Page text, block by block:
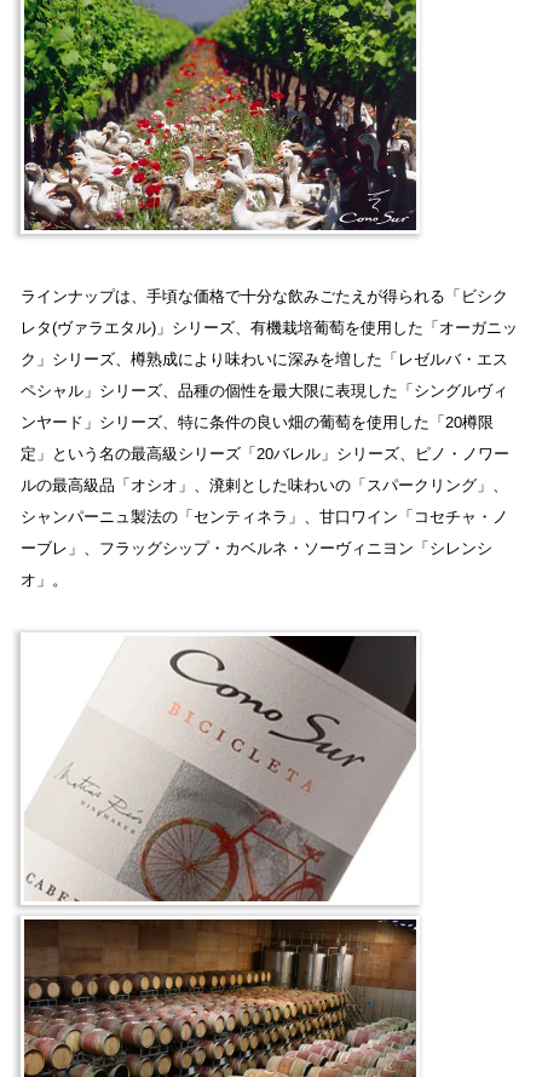
ラインナップは、手頃な価格で十分な飲みごたえが得られる「ビシク
レタ(ヴァラエタル)」シリーズ、有機栽培葡萄を使用した「オーガニッ
ク」シリーズ、樽熟成により味わいに深みを増した「レゼルバ・エス
ペシャル」シリーズ、品種の個性を最大限に表現した「シングルヴィ
ンヤード」シリーズ、特に条件の良い畑の葡萄を使用した「20樽限
定」という名の最高級シリーズ「20バレル」シリーズ、ピノ・ノワー
ルの最高級品「オシオ」、溌剌とした味わいの「スパークリング」、
シャンパーニュ製法の「センティネラ」、甘口ワイン「コセチャ・ノ
ーブレ」、フラッグシップ・カベルネ・ソーヴィニヨン「シレンシ
オ」。